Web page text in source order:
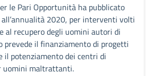
le Pari Opportunità ha pubblicato
all’annualità 2020, per interventi volti
al recupero degli uomini autori di
prevede il finanziamento di progetti
il potenziamento dei centri di
uomini maltrattanti.